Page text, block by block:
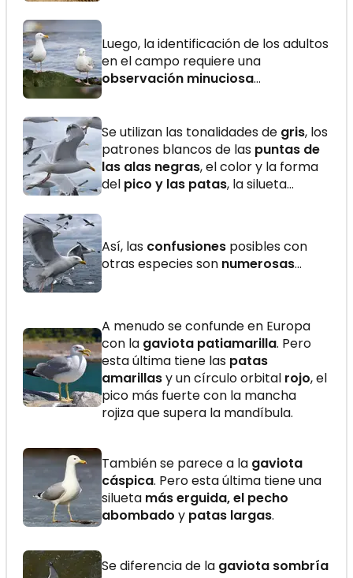
Luego, la identificación de los adultos
en el campo requiere una
observación minuciosa…
Se utilizan las tonalidades de gris, los
patrones blancos de las puntas de
las alas negras, el color y la forma
del pico y las patas, la silueta…
Así, las confusiones posibles con
otras especies son numerosas...
A menudo se confunde en Europa
con la gaviota patiamarilla. Pero
esta última tiene las patas
amarillasy un círculo orbital rojo, el
pico más fuerte con la mancha
rojiza que supera la mandíbula.
También se parece a la gaviota
cáspica. Pero esta última tiene una
silueta más erguida, el pecho
abombado y patas largas.
Se diferencia de la gaviota sombría